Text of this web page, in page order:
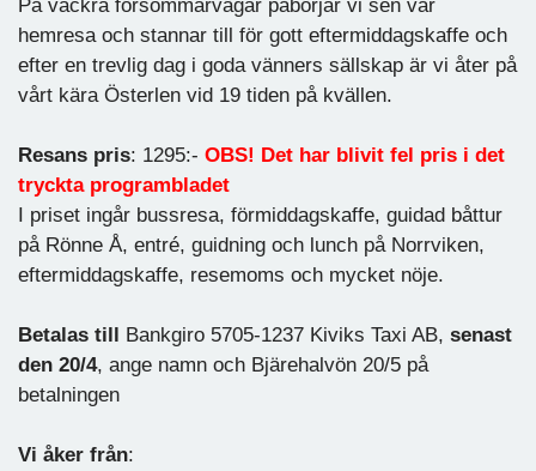
På vackra försommarvägar påbörjar vi sen vår
hemresa och stannar till för gott eftermiddagskaffe och
efter en trevlig dag i goda vänners sällskap är vi åter på
vårt kära Österlen vid 19 tiden på kvällen.
Resans pris: 1295:- OBS! Det har blivit fel pris i det
tryckta programbladet
I priset ingår bussresa, förmiddagskaffe, guidad båttur
på Rönne Å, entré, guidning och lunch på Norrviken,
eftermiddagskaffe, resemoms och mycket nöje.
Betalas till Bankgiro 5705-1237 Kiviks Taxi AB, senast
den 20/4, ange namn och Bjärehalvön 20/5 på
betalningen
Vi åker från: